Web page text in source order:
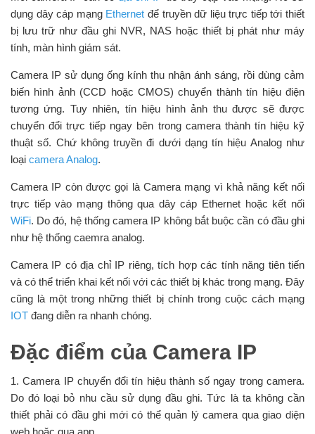
dụng dây cáp mạng Ethernet để truyền dữ liệu trực tiếp tới thiết
bị lưu trữ như đầu ghi NVR, NAS hoặc thiết bị phát như máy
tính, màn hình giám sát.
Camera IP sử dụng ống kính thu nhận ánh sáng, rồi dùng cảm
biến hình ảnh (CCD hoặc CMOS) chuyển thành tín hiệu điện
tương ứng. Tuy nhiên, tín hiệu hình ảnh thu được sẽ được
chuyển đổi trực tiếp ngay bên trong camera thành tín hiệu kỹ
thuật số. Chứ không truyền đi dưới dạng tín hiệu Analog như
loại camera Analog.
Camera IP còn được gọi là Camera mạng vì khả năng kết nối
trực tiếp vào mạng thông qua dây cáp Ethernet hoặc kết nối
WiFi. Do đó, hệ thống camera IP không bắt buộc cần có đầu ghi
như hệ thống caemra analog.
Camera IP có địa chỉ IP riêng, tích hợp các tính năng tiên tiến
và có thể triển khai kết nối với các thiết bị khác trong mạng. Đây
cũng là một trong những thiết bị chính trong cuộc cách mạng
IOT đang diễn ra nhanh chóng.
Đặc điểm của Camera IP
1. Camera IP chuyển đổi tín hiệu thành số ngay trong camera.
Do đó loại bỏ nhu cầu sử dụng đầu ghi. Tức là ta không cần
thiết phải có đầu ghi mới có thể quản lý camera qua giao diện